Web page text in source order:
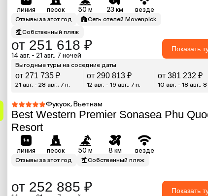
линия песок 50 м 23 км везде
Отзывы за этот год
Сеть отелей Movenpick
Собственный пляж
от 251 618 ₽
14 авг. - 21 авг., 7 ночей
Показать
Выгодные туры на соседние даты
от 271 735 ₽
21 авг. - 28 авг., 7 н.
от 290 813 ₽
12 авг. - 19 авг., 7 н.
от 381 232 ₽
10 авг. - 18 авг.,
Фукуок, Вьетнам
Best Western Premier Sonasea Phu
Resort
линия песок 50 м 8 км везде
Отзывы за этот год Собственный пляж
от 252 885 ₽ Показать